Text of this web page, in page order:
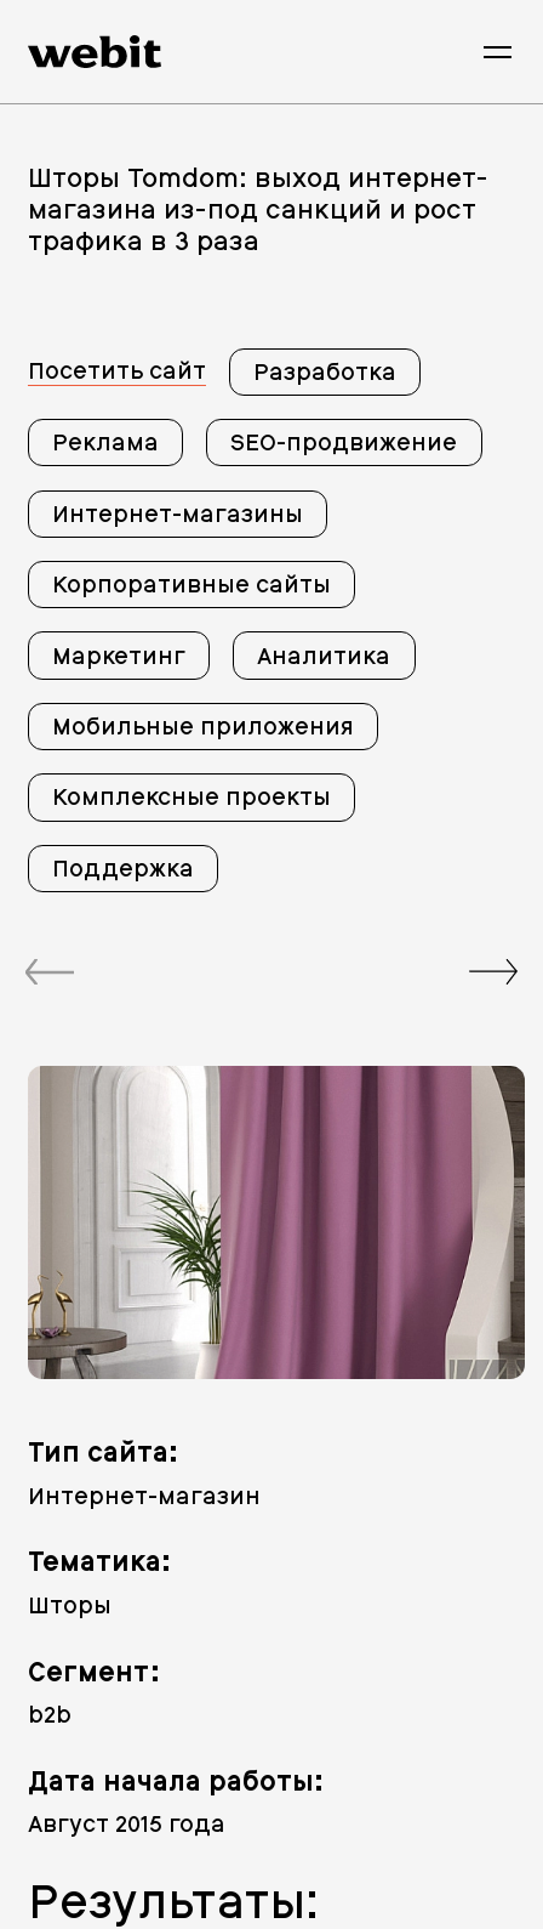
Шторы Tomdom: выход интернет-
магазина из-под санкций и рост
трафика в 3 раза
Посетить сайт Разработка
Реклама SEO-продвижение
Интернет-магазины
Корпоративные сайты
Маркетинг Аналитика
Мобильные приложения
Комплексные проекты
Поддержка
Тип сайта:
Интернет-магазин
Тематика:
Шторы
Сегмент:
b2b
Дата начала работы:
Август 2015 года
Результаты: